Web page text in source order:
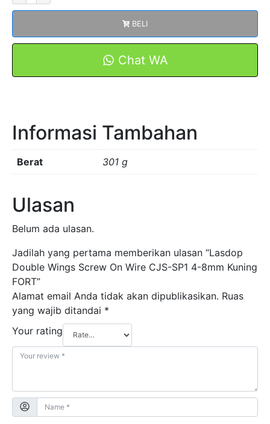
Double
Screw
8mm
Kuning
FORT
BELI
Chat WA
Informasi Tambahan
Berat 301 g
Ulasan
Belum ada ulasan.
Jadilah yang pertama memberikan ulasan “Lasdop
Double Wings Screw On Wire CJS-SP1 4-8mm Kuning
FORT”
Alamat email Anda tidak akan dipublikasikan. Ruas
yang wajib ditandai *
Your rating